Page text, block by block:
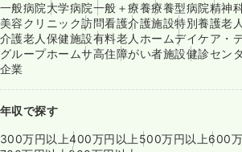
一般病院大学病院一般＋療養療養型病院精神
美容クリニック訪問看護介護施設特別養護老
介護老人保健施設有料老人ホームデイケア・
グループホームサ高住障がい者施設健診セン
企業
年収で探す
300万円以上400万円以上 500万円以上600